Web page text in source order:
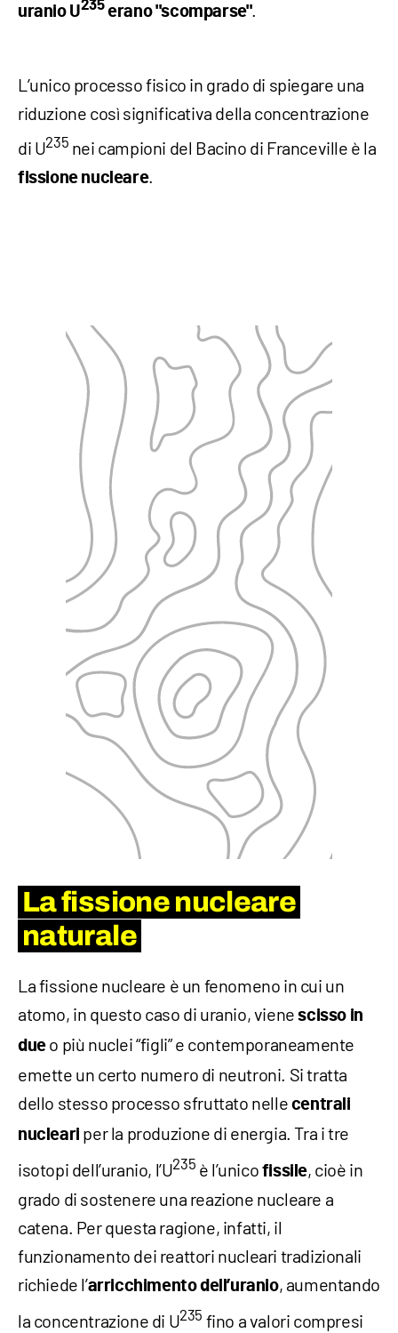
uranio U235erano "scomparse".
L’unico processo fisico in grado di spiegare una
riduzione così significativa della concentrazione
di U235 nei campioni del Bacino di Franceville è la
fissione nucleare.
La fissione nucleare
naturale
La fissione nucleare è un fenomeno in cui un
atomo, in questo caso di uranio, viene scisso in
dueo più nuclei “figli” e contemporaneamente
emette un certo numero di neutroni. Si tratta
dello stesso processo sfruttato nelle centrali
nucleari per la produzione di energia. Tra i tre
isotopi dell’uranio, l’U235 è l’unico fissile, cioè in
grado di sostenere una reazione nucleare a
catena. Per questa ragione, infatti, il
funzionamento dei reattori nucleari tradizionali
richiede l’arricchimento dell’uranio, aumentando
la concentrazione di U235 fino a valori compresi